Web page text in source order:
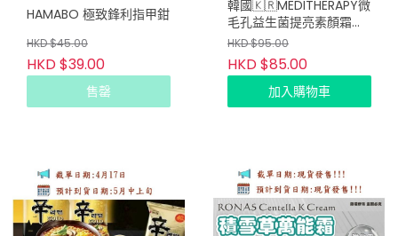
HAMABO 極致鋒利指甲鉗
HKD $45.00
HKD $39.00
售罄
韓國🇰🇷MEDITHERAPY微
毛孔益生菌提亮素顏霜淡
斑面霜50ml
HKD $95.00
HKD $85.00
加入購物車